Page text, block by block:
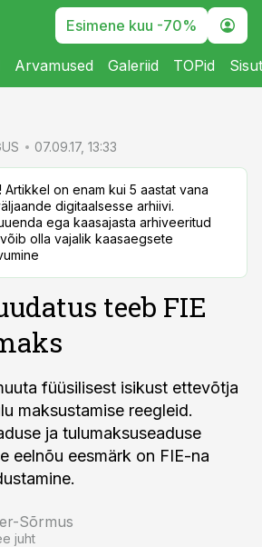
Esimene kuu -70%
Arvamused Galeriid TOPid
07.09.17, 13:33
Artikkel on enam kui 5 aastat vana
digitaalsesse arhiivi.
ega kaasajasta arhiveeritud
olla vajalik kaasaegsete
teeb FIE
füüsilisest isikust ettevõtja
maksustamise reegleid.
ja tulumaksuseaduse
eelnõu eesmärk on FIE-na
Sõrmus
juht